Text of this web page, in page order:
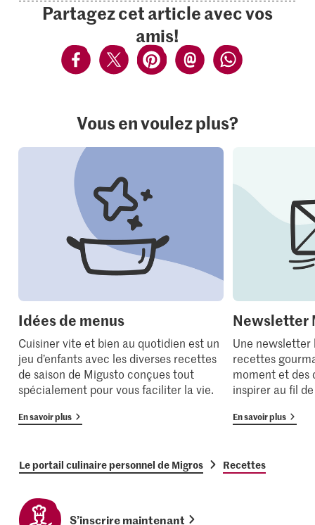
Partagez cet article avec vos
amis!
Vous en voulez plus?
Idées de menus
Cuisiner vite et bien au quotidien est un
jeu d’enfants avec les diverses recettes
de saison de Migusto conçues tout
spécialement pour vous faciliter la vie.
En savoir plus
Newsletter
Une newsletter
recettes
moment et des
inspirer au fil
En savoir plus
Le portail culinaire personnel de Migros Recettes
S’inscrire maintenant